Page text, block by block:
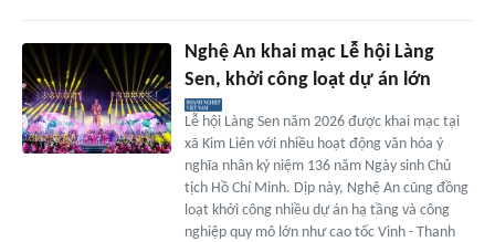
Nghệ An khai mạc Lễ hội Làng
Sen, khởi công loạt dự án lớn
Lễ hội Làng Sen năm 2026 được khai mạc tại
xã Kim Liên với nhiều hoạt động văn hóa ý
nghĩa nhân kỷ niệm 136 năm Ngày sinh Chủ
tịch Hồ Chí Minh. Dịp này, Nghệ An cũng đồng
loạt khởi công nhiều dự án hạ tầng và công
nghiệp quy mô lớn như cao tốc Vinh - Thanh